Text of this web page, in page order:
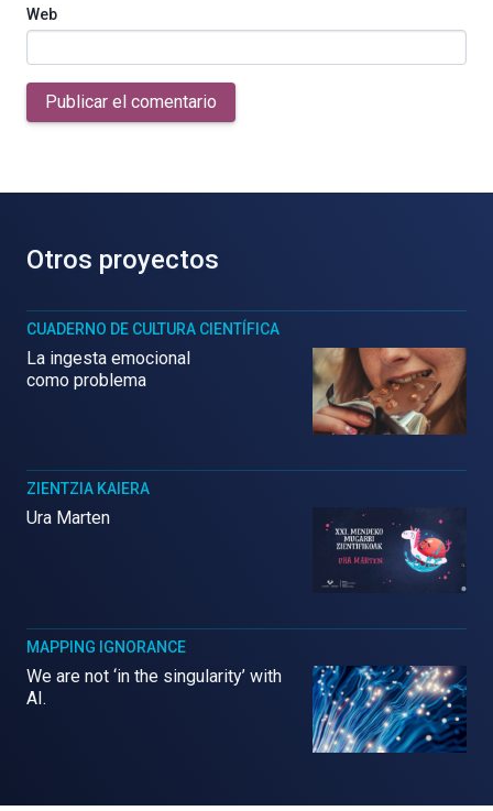
Web
Publicar el comentario
Otros proyectos
CUADERNO DE CULTURA CIENTÍFICA
La ingesta emocional
como problema
ZIENTZIA KAIERA
Ura Marten
MAPPING IGNORANCE
We are not ‘in the singularity’ with
AI.